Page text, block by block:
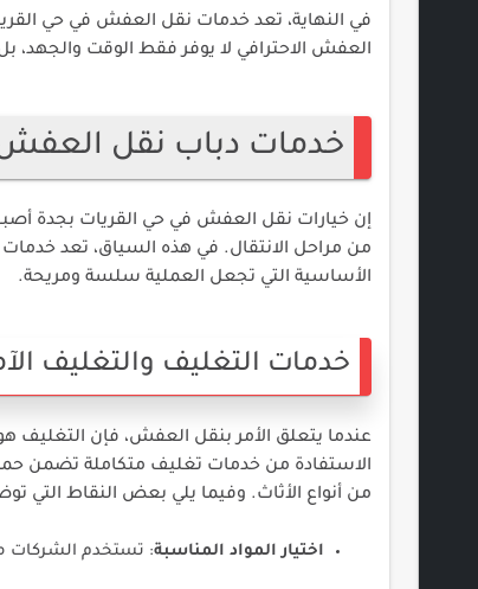
في النهاية، تعد خدمات نقل العفش في حي
العفش الاحترافي لا يوفر فقط الوقت والجهد،
خدمات دباب نقل
إن خيارات نقل العفش في حي القريات بجدة
من مراحل الانتقال. في هذه السياق، تعد خدمات
الأساسية التي تجعل العملية سلسة ومريحة.
خدمات التغليف والتغليف
عندما يتعلق الأمر بنقل العفش، فإن التغليف
الاستفادة من خدمات تغليف متكاملة تضمن
من أنواع الأثاث. وفيما يلي بعض النقاط التي
اختيار المواد المناسبة: تستخدم الشركات